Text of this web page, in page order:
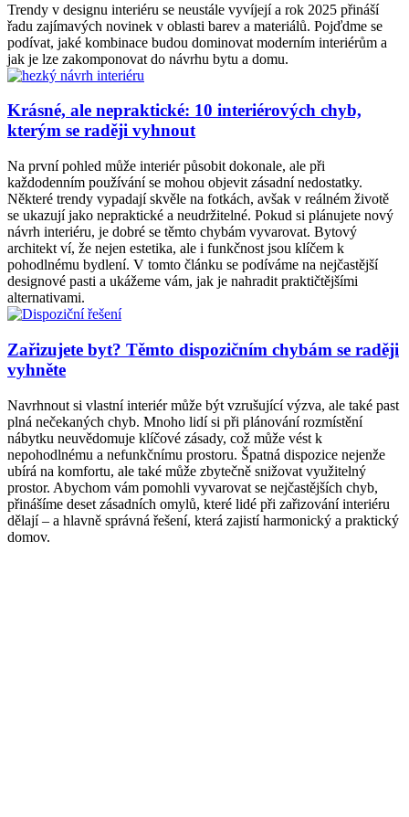
Trendy v designu interiéru se neustále vyvíjejí a rok 2025 přináší
řadu zajímavých novinek v oblasti barev a materiálů. Pojďdme se
podívat, jaké kombinace budou dominovat moderním interiérům a
jak je lze zakomponovat do návrhu bytu a domu.
Krásné, ale nepraktické: 10 interiérových chyb,
kterým se raději vyhnout
Na první pohled může interiér působit dokonale, ale při
každodenním používání se mohou objevit zásadní nedostatky.
Některé trendy vypadají skvěle na fotkách, avšak v reálném životě
se ukazují jako nepraktické a neudržitelné. Pokud si plánujete nový
návrh interiéru, je dobré se těmto chybám vyvarovat. Bytový
architekt ví, že nejen estetika, ale i funkčnost jsou klíčem k
pohodlnému bydlení. V tomto článku se podíváme na nejčastější
designové pasti a ukážeme vám, jak je nahradit praktičtějšími
alternativami.
Zařizujete byt? Těmto dispozičním chybám se raději
vyhněte
Navrhnout si vlastní interiér může být vzrušující výzva, ale také past
plná nečekaných chyb. Mnoho lidí si při plánování rozmístění
nábytku neuvědomuje klíčové zásady, což může vést k
nepohodlnému a nefunkčnímu prostoru. Špatná dispozice nejenže
ubírá na komfortu, ale také může zbytečně snižovat využitelný
prostor. Abychom vám pomohli vyvarovat se nejčastějších chyb,
přinášíme deset zásadních omylů, které lidé při zařizování interiéru
dělají – a hlavně správná řešení, která zajistí harmonický a praktický
domov.